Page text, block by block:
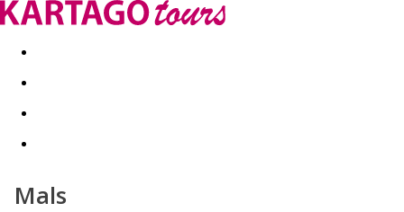
Last minute Dovolenkové kluby
Mals